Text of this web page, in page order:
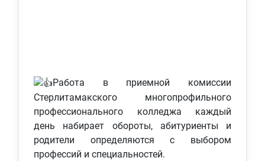
Работа в приемной комиссии
Стерлитамакского многопрофильного
профессионального колледжа каждый
день набирает обороты, абитуриенты и
родители определяются с выбором
профессий и специальностей.